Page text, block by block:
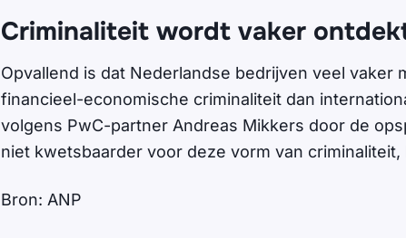
Criminaliteit wordt vaker
Opvallend is dat Nederlandse bedrijven veel vaker
financieel-economische criminaliteit dan
volgens PwC-partner Andreas Mikkers door de
niet kwetsbaarder voor deze vorm van
Bron: ANP